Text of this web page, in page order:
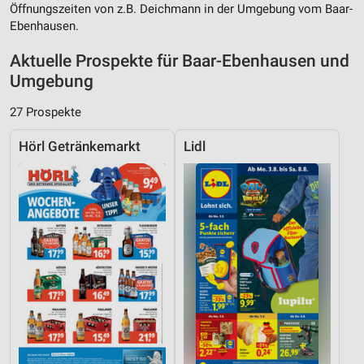
Öffnungszeiten von z.B. Deichmann in der Umgebung vom Baar-
Ebenhausen.
Aktuelle Prospekte für Baar-Ebenhausen und
Umgebung
27 Prospekte
Hörl Getränkemarkt Lidl